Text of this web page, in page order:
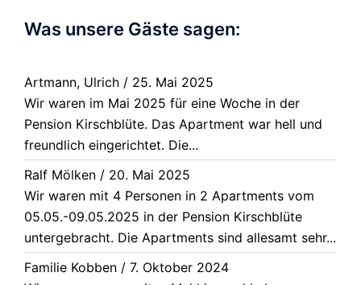
Was unsere Gäste sagen:
Artmann, Ulrich / 25. Mai 2025
Wir waren im Mai 2025 für eine Woche in der
Pension Kirschblüte. Das Apartment war hell und
freundlich eingerichtet. Die...
Ralf Mölken / 20. Mai 2025
Wir waren mit 4 Personen in 2 Apartments vom
05.05.-09.05.2025 in der Pension Kirschblüte
untergebracht. Die Apartments sind allesamt sehr...
Familie Kobben / 7. Oktober 2024